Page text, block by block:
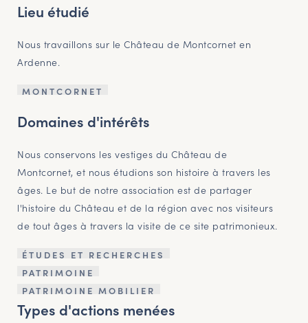
Lieu étudié
Nous travaillons sur le Château de Montcornet en
Ardenne.
MONTCORNET
Domaines d'intérêts
Nous conservons les vestiges du Château de
Montcornet, et nous étudions son histoire à travers les
âges. Le but de notre association est de partager
l'histoire du Château et de la région avec nos visiteurs
de tout âges à travers la visite de ce site patrimonieux.
ÉTUDES ET RECHERCHES
PATRIMOINE
PATRIMOINE MOBILIER
Types d'actions menées